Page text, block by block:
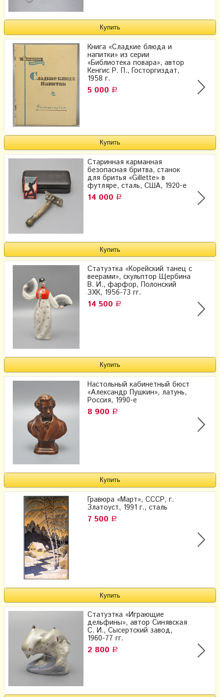
Книга «Сладкие блюда и
напитки» из серии
«Библиотека повара», автор
Кенгис Р. П., Госторгиздат,
1958 г.
5 000 Р
Старинная карманная
безопасная бритва, станок
для бритья «Gillette» в
футляре, сталь, США, 1920-е
14 000 Р
Статуэтка «Корейский танец с
веерами», скульптор Щербина
В. И., фарфор, Полонский
ЗХК, 1956-73 гг.
14 500 Р
Настольный кабинетный бюст
«Александр Пушкин», латунь,
Россия, 1990-е
8 900 Р
Гравюра «Март», СССР, г.
Златоуст, 1991 г., сталь
7 500 Р
Статуэтка «Играющие
дельфины», ​автор Синявская
С. И., Сысертский завод,
1960-77 гг.
2 800 Р